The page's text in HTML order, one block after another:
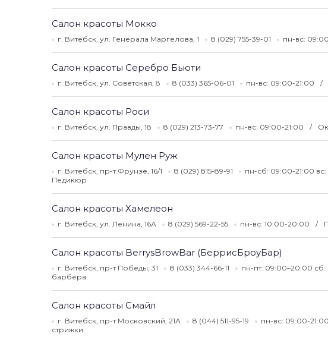
Салон красоты Мокко
г. Витебск, ул. Генерала Маргелова, 1 8 (029) 755-39-01 пн-вс:
Салон красоты Серебро Бьюти
г. Витебск, ул. Советская, 8 8 (033) 365-06-01 пн-вс: 09:00-21:00
Салон красоты Роси
г. Витебск, ул. Правды, 18 8 (029) 213-73-77 пн-вс: 09:00-21:00
Салон красоты Мулен Руж
г. Витебск, пр-т Фрунзе, 16/1 8 (029) 815-89-91 пн-сб: 09:00-21:00 вс:
Педикюр
Салон красоты Хамелеон
г. Витебск, ул. Ленина, 16А 8 (029) 569-22-55 пн-вс: 10:00-20:00
Салон красоты BerrysBrowBar (БеррисБроуБар)
г. Витебск, пр-т Победы, 31 8 (033) 344-66-11 пн-пт: 09:00–20:00 сб:
барбера
Салон красоты Смайл
г. Витебск, пр-т Московский, 21А 8 (044) 511-95-19 пн-вс: 09:00-21:00
стрижки